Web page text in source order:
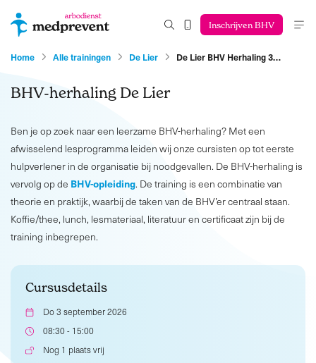
Inschrijven BHV
Home Alle trainingen De Lier De Lier BHV Herhaling 3…
BHV-herhaling De Lier
Ben je op zoek naar een leerzame BHV-herhaling? Met een
afwisselend lesprogramma leiden wij onze cursisten op tot eerste
hulpverlener in de organisatie bij noodgevallen. De BHV-herhaling is
vervolg op de BHV-opleiding. De training is een combinatie van
theorie en praktijk, waarbij de taken van de BHV’er centraal staan.
Koffie/thee, lunch, lesmateriaal, literatuur en certificaat zijn bij de
training inbegrepen.
Cursusdetails
Do 3 september 2026
08:30 - 15:00
Nog 1 plaats vrij